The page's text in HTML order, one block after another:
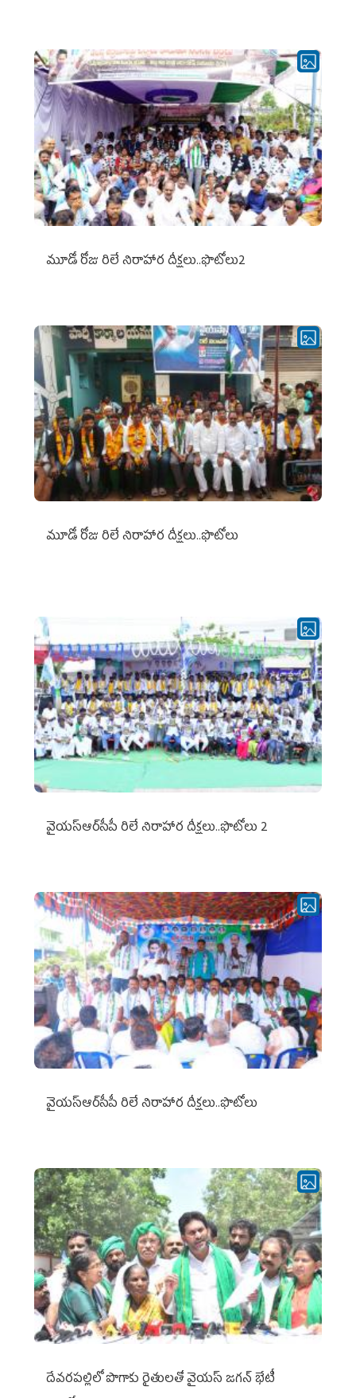
మూడో రోజు రిలే నిరాహార దీక్షలు..ఫొటోలు2
మూడో రోజు రిలే నిరాహార దీక్షలు..ఫొటోలు
వైయ‌స్ఆర్‌సీపీ రిలే నిరాహార దీక్షలు..ఫొటోలు 2
వైయ‌స్ఆర్‌సీపీ రిలే నిరాహార దీక్షలు..ఫొటోలు
దేవరపల్లిలో పొగాకు రైతులతో వైయస్ జగన్ భేటీ